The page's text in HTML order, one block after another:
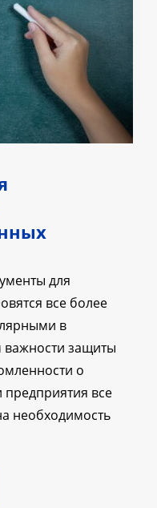
для
все более
в
важности защиты
о
предприятия все
необходимость